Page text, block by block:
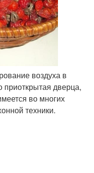
воздуха в
дверца,
во многих
техники.